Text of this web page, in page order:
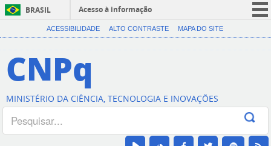
BRASIL
Acesso à informação
CORONAVÍRUS (COVID-19)
Canais
ACESSIBILIDADE ALTO CONTRASTE MAPA DO SITE
CNPq
MINISTÉRIO DA CIÊNCIA, TECNOLOGIA E INOVAÇÕES